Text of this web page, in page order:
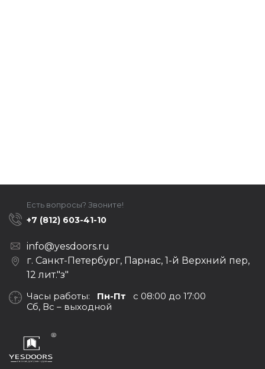
Есть вопросы? Звоните!
+7 (812) 603-41-10
info@yesdoors.ru
г. Санкт-Петербург, Парнас, 1-й Верхний пер,
12 лит."з"
Часы работы: Пн-Пт с 08:00 до 17:00
Сб, Вс – выходной